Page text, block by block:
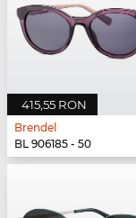
415,55 RON
Brendel
BL 906185 - 50